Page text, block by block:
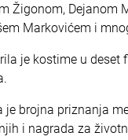
Žigonom, Dejanom
Markovićem i
je kostime u deset
je brojna priznanja
i nagrada za